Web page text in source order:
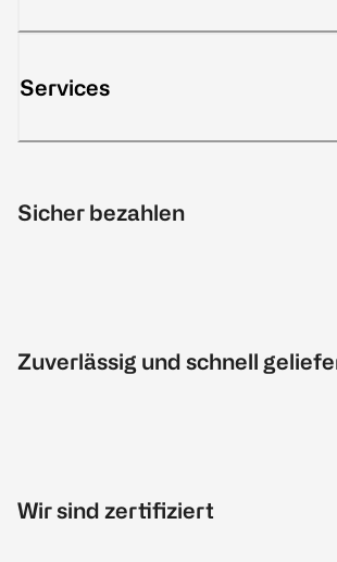
Services
Sicher bezahlen
Zuverlässig und schnell
Wir sind zertifiziert